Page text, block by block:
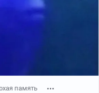
память